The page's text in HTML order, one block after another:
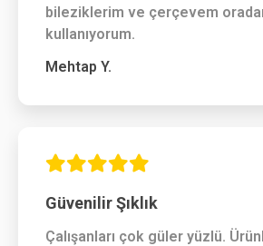
bileziklerim ve çerçevem
kullanıyorum.
Mehtap Y.
Güvenilir Şıklık
Çalışanları çok güler yüzlü.